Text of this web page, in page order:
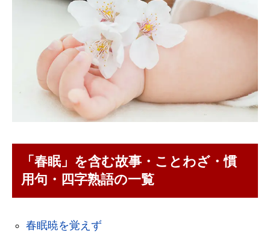
「春眠」を含む故事・ことわざ・慣
用句・四字熟語の一覧
春眠暁を覚えず